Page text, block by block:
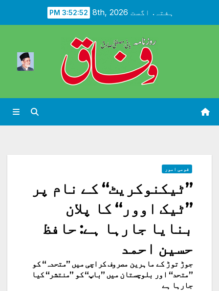
ہفتہ. اگست 8th, 2026 3:52:53 PM
قومی امور
”ٹیکنوکریٹ“ کے نام پر
”ٹیک اوور“ کا پلان
بنایا جارہا ہے: حافظ
حسین احمد
جوڑ توڑ کے ماہرین مصروف کراچی میں ”متحدہ“ کو
”متحد“ اور بلوچستان میں ”باپ“ کو ”منتشر“ کیا
جارہا ہے